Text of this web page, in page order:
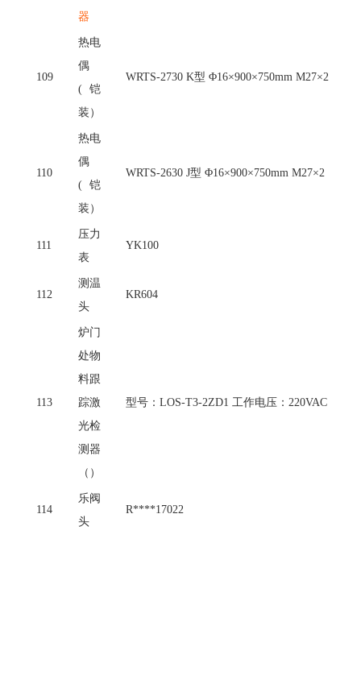
器
109
热电
偶
(铠
装）
WRTS-2730 K型 Φ16×900×750mm M27×2
110
热电
偶
(铠
装）
WRTS-2630 J型 Φ16×900×750mm M27×2
111
压力
表
YK100
112
测温
头
KR604
113
炉门
处物
料跟
踪激
光检
测器
（）
型号： LOS-T3-2ZD1 工作电压：220VAC
114
乐阀
头
R****17022